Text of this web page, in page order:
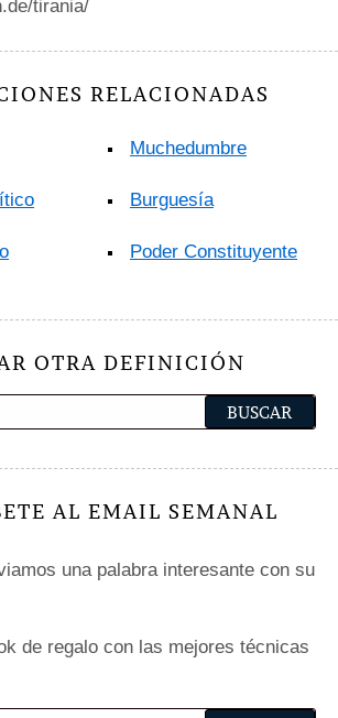
tirania/
RELACIONADAS
Muchedumbre
Burguesía
Poder Constituyente
OTRA DEFINICIÓN
AL EMAIL SEMANAL
una palabra interesante con su
de regalo con las mejores técnicas